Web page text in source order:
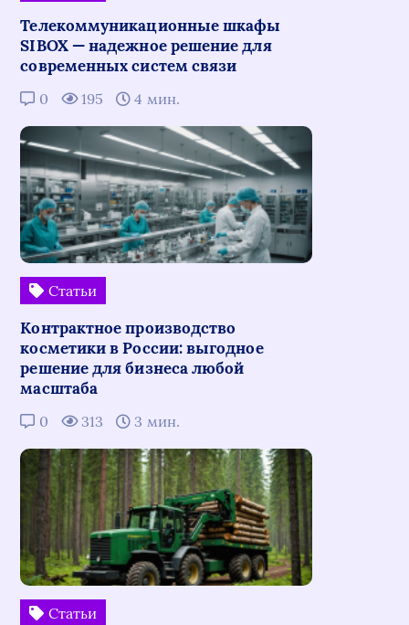
Телекоммуникационные шкафы
SIBOX — надежное решение для
современных систем связи
0 195 4 мин.
Статьи
Контрактное производство
косметики в России: выгодное
решение для бизнеса любой
масштаба
0 313 3 мин.
Статьи